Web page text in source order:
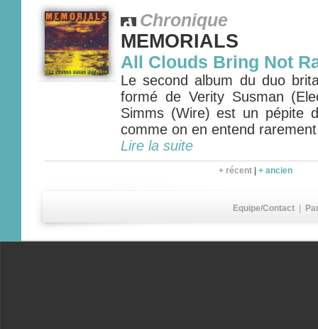
Chronique
MEMORIALS
All Clouds Bring Not
Le second album du duo
formé de Verity Susman
Simms (Wire) est un pépite
comme on en entend
Lire la suite
+ récent + ancien
Equipe/Contact